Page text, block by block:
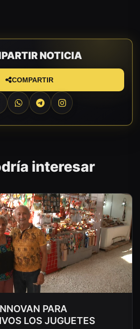
NOTICIA
COMPARTIR
interesar
PARA
LOS JUGUETES